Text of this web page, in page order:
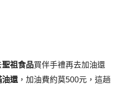
聖祖食品買伴手禮再去加油還
油還 ，加油費約莫500元，這趟